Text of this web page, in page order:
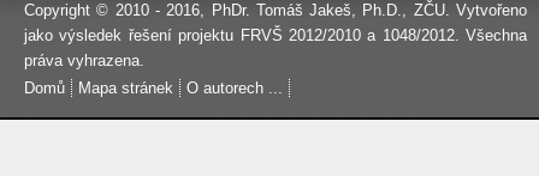
Copyright © 2010 - 2016, PhDr. Tomáš Jakeš, Ph.D., ZČU. Vytvořeno
jako výsledek řešení projektu FRVŠ 2012/2010 a 1048/2012. Všechna
práva vyhrazena.
Domů
Mapa stránek O autorech ...